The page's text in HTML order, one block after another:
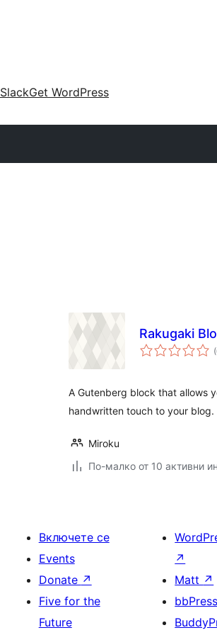
SlackGet WordPress
Rakugaki
A Gutenberg block that allows
handwritten touch to your blog.
Miroku
По-малко от 10 активни
Включете се
Events
Donate ↗
Five for the
Future
↗
Matt ↗
bbPress